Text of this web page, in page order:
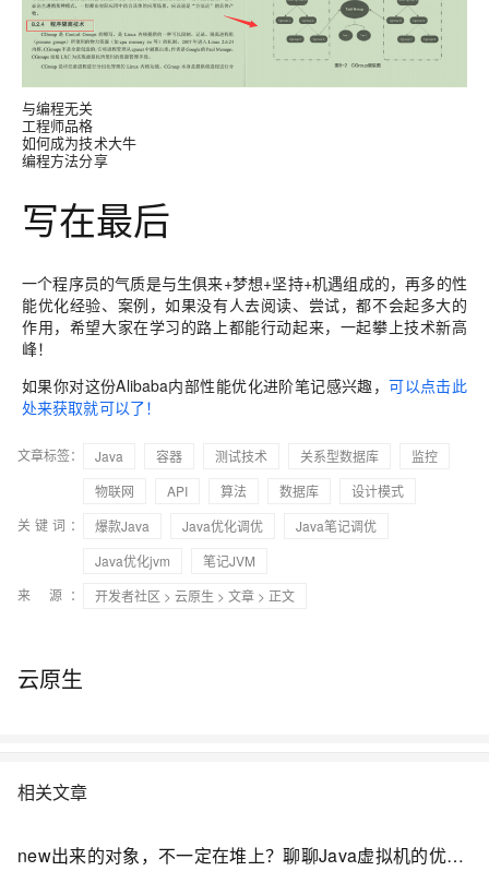
与编程无关
工程师品格
如何成为技术大牛
编程方法分享
写在最后
一个程序员的气质是与生俱来+梦想+坚持+机遇组成的，再多的性
能优化经验、案例，如果没有人去阅读、尝试，都不会起多大的
作用，希望大家在学习的路上都能行动起来，一起攀上技术新高
峰！
如果你对这份Alibaba内部性能优化进阶笔记感兴趣，可以点击此
处来获取就可以了！
文章标签： Java 容器 测试技术 关系型数据库
监控
物联网
API 算法 数据库
设计模式
关键词：
爆款Java Java优化调优
Java笔记调优
Java优化jvm
笔记JVM
来 源：
开发者社区 > 云原生 > 文章 > 正文
云原生
相关文章
new出来的对象，不一定在堆上？聊聊Java虚拟机的优化技术：逃逸分析